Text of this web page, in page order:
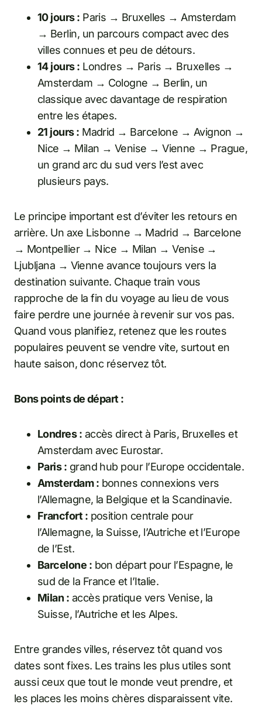
10 jours : Paris → Bruxelles → Amsterdam
→ Berlin, un parcours compact avec des
villes connues et peu de détours.
14 jours : Londres → Paris → Bruxelles →
Amsterdam → Cologne → Berlin, un
classique avec davantage de respiration
entre les étapes.
21 jours : Madrid → Barcelone → Avignon →
Nice → Milan → Venise → Vienne → Prague,
un grand arc du sud vers l’est avec
plusieurs pays.
Le principe important est d’éviter les retours en
arrière. Un axe Lisbonne → Madrid → Barcelone
→ Montpellier → Nice → Milan → Venise →
Ljubljana → Vienne avance toujours vers la
destination suivante. Chaque train vous
rapproche de la fin du voyage au lieu de vous
faire perdre une journée à revenir sur vos pas.
Quand vous planifiez, retenez que les routes
populaires peuvent se vendre vite, surtout en
haute saison, donc réservez tôt.
Bons points de départ :
Londres : accès direct à Paris, Bruxelles et
Amsterdam avec Eurostar.
Paris : grand hub pour l’Europe occidentale.
Amsterdam : bonnes connexions vers
l’Allemagne, la Belgique et la Scandinavie.
Francfort : position centrale pour
l’Allemagne, la Suisse, l’Autriche et l’Europe
de l’Est.
Barcelone : bon départ pour l’Espagne, le
sud de la France et l’Italie.
Milan : accès pratique vers Venise, la
Suisse, l’Autriche et les Alpes.
Entre grandes villes, réservez tôt quand vos
dates sont fixes. Les trains les plus utiles sont
aussi ceux que tout le monde veut prendre, et
les places les moins chères disparaissent vite.